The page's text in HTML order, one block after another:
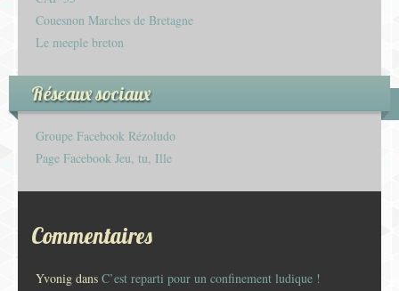
Couesnon Marches de Bretagne
Le meeple breton
Réseaux sociaux
Groupe Facebook Rézoludo
Page Facebook Jeu, tu, Ille
Commentaires
Yvonig dans C’est reparti pour un confinement ludique !